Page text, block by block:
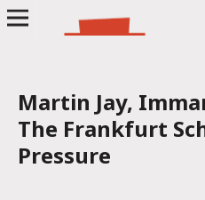
Martin Jay,
The Frankfurt
Pressure